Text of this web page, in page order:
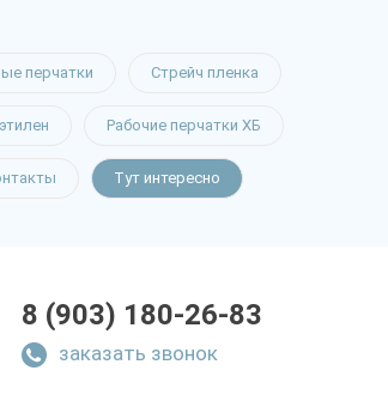
перчатки Стрейч пленка
Рабочие перчатки ХБ
Тут интересно
8 (903) 180-26-83
заказать звонок